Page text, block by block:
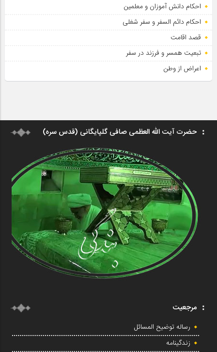
احکام دانش آموزان و معلمین
احکام دائم السفر و سفر شغلی
قصد اقامت
تبعیت همسر و فرزند در سفر
اعراض از وطن
حضرت آیت الله العظمی صافی گلپایگانی (قدس سره)
مرجعیت
رساله توضیح المسائل
زندگینامه